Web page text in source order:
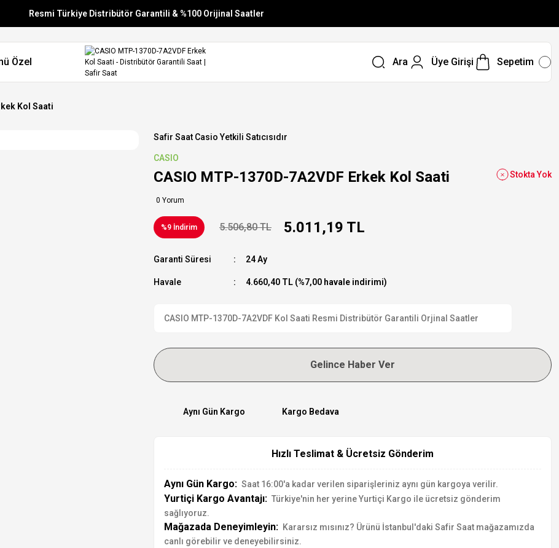
Resmi Türkiye Distribütör Garantili & %100 Orijinal Saatler
Vade Farksız 6 Taksit
Aynı Gün Stoktan Gönderim
Özel Ara Üye Girişi Sepetim
Kol Saati
Safir Saat Casio Yetkili Satıcısıdır
CASIO
CASIO MTP-1370D-7A2VDF Erkek Kol Saati
0 Yorum
Stokta Yok
%9 İndirim 5.506,80 TL 5.011,19 TL
Garanti Süresi 24 Ay
Havale 4.660,40 TL (%7,00 havale indirimi)
CASIO MTP-1370D-7A2VDF Kol Saati Resmi Distribütör Garantili Orjinal Saatler
Gelince Haber Ver
Aynı Gün Kargo Kargo Bedava
Hızlı Teslimat & Ücretsiz Gönderim
Aynı Gün Kargo: Saat 16:00'a kadar verilen siparişleriniz aynı gün kargoya verilir.
Yurtiçi Kargo Avantajı: Türkiye'nin her yerine Yurtiçi Kargo ile ücretsiz gönderim
sağlıyoruz.
Mağazada Deneyimleyin: Kararsız mısınız? Ürünü İstanbul'daki Safir Saat mağazamızda
canlı görebilir ve deneyebilirsiniz.